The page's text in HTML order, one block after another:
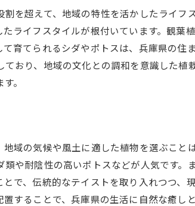
応する鉢選び
した鉢の素材選び
選択肢
の特徴
ための植物と鉢の配置
クス空間を演出
添える鉢選び
を超えて、地域の特性を活かしたライフ
ライフスタイルが根付いています。観葉
育てられるシダやポトスは、兵庫県の住
おり、地域の文化との調和を意識した植
。
域の気候や風土に適した植物を選ぶこと
や耐陰性の高いポトスなどが人気です。
で、伝統的なテイストを取り入れつつ、
することで、兵庫県の生活に自然な癒し